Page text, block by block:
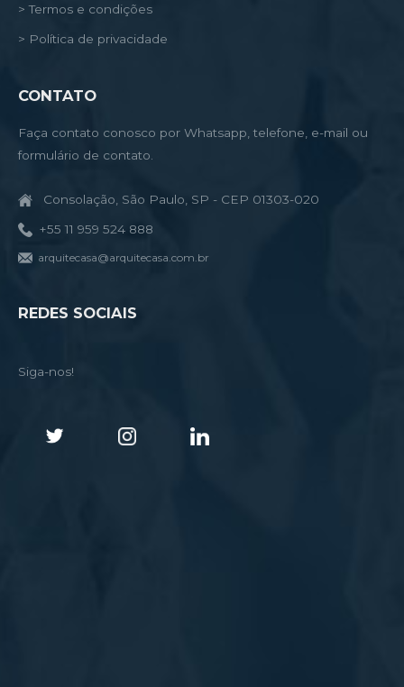
> Termos e condições
> Política de privacidade
CONTATO
Faça contato conosco por Whatsapp, telefone, e-mail ou
formulário de contato.
Consolação, São Paulo, SP - CEP 01303-020
+55 11 959 524 888
arquitecasa@arquitecasa.com.br
REDES SOCIAIS
Siga-nos!